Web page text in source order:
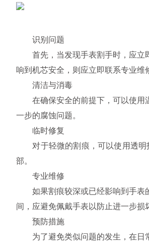
识别问题
首先，当发现手表割手时，应立即
响到机芯安全，则应立即联系专业维
清洁与消毒
在确保安全的前提下，可以使用温
一步的腐蚀问题。
临时修复
对于轻微的割痕，可以使用透明
部。
专业维修
如果割痕较深或已经影响到手表的
间，应避免佩戴手表以防止进一步损
预防措施
为了避免类似问题的发生，在日